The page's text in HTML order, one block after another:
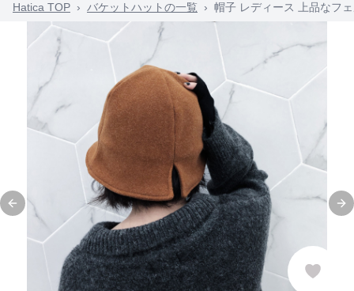
Hatica TOP › バケットハットの一覧 › 帽子 レディース 上品なフ
Previous slide